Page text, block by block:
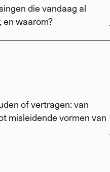
die vandaag al
en waarom?
of vertragen: van
misleidende vormen van